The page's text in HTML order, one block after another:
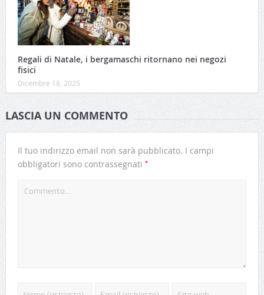
Regali di Natale, i bergamaschi ritornano nei negozi
fisici
Dicembre 18, 2025
LASCIA UN COMMENTO
Il tuo indirizzo email non sarà pubblicato. I campi
obbligatori sono contrassegnati *